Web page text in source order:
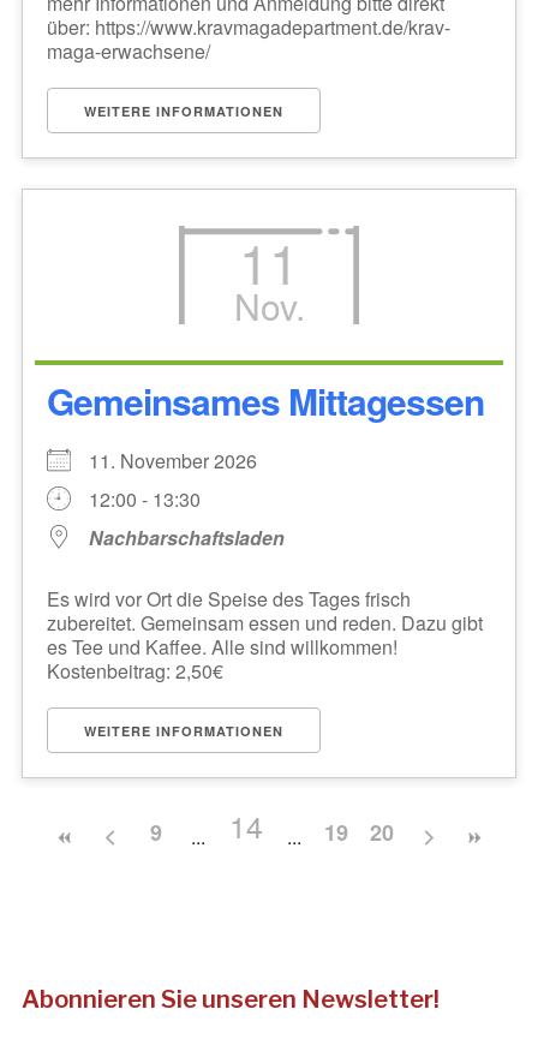
über: https://www.kravmagadepartment.de/krav-
maga-erwachsene/
WEITERE INFORMATIONEN
11
Nov.
Gemeinsames Mittagessen
11. November 2026
12:00 - 13:30
Nachbarschaftsladen
Es wird vor Ort die Speise des Tages frisch
zubereitet. Gemeinsam essen und reden. Dazu gibt
es Tee und Kaffee. Alle sind willkommen!
Kostenbeitrag: 2,50€
WEITERE INFORMATIONEN
9 14 19 20
Abonnieren Sie unseren Newsletter!